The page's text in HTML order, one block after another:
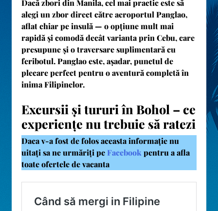
Dacă zbori din Manila, cel mai practic este să
alegi un zbor direct cătreaeroportul Panglao,
aflat chiar pe insulă — o opțiune mult mai
rapidă și comodă decât varianta prin Cebu, care
presupune și o traversare suplimentară cu
feribotul. Panglao este, așadar, punctul de
plecare perfect pentru o aventură completă în
inima Filipinelor.
Excursii și tururi în Bohol – ce
experiențe nu trebuie să ratezi
Daca v-a fost de folos aceasta informație nu
uitați sa ne urmăriți pe Facebookpentru a afla
toate ofertele de vacanta